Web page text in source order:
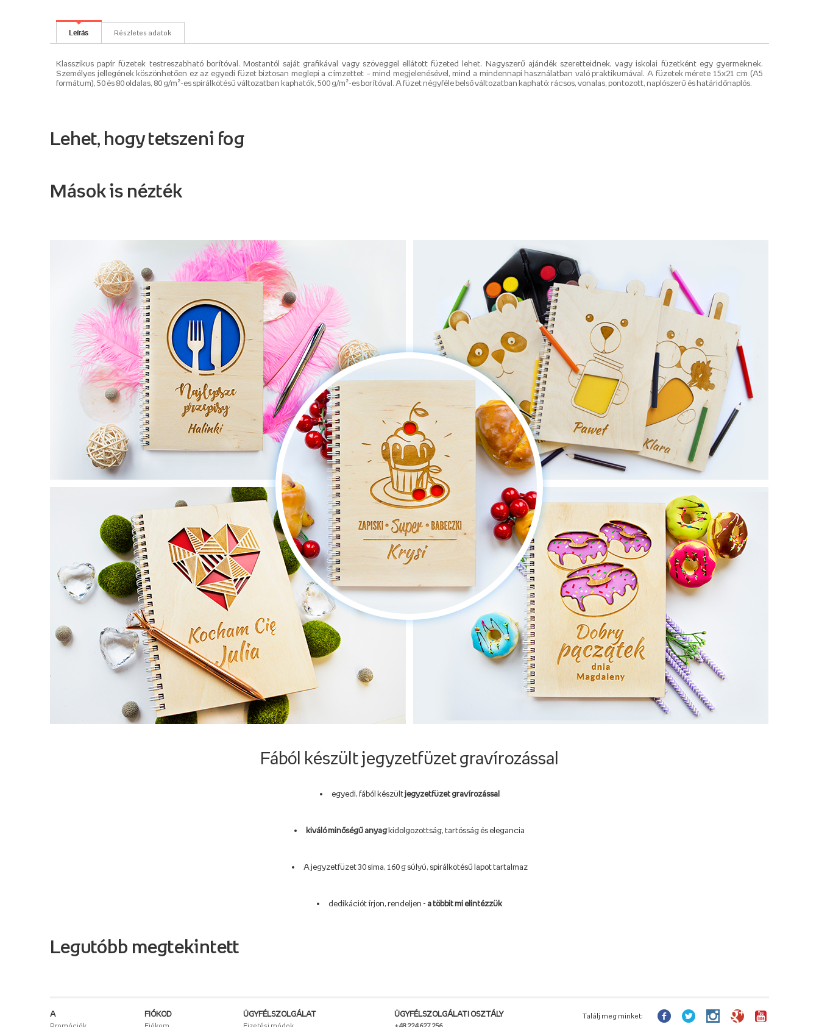
Leírás Részletes adatok
Klasszikus papír füzetek testreszabható borítóval. Mostantól saját grafikával vagy szöveggel ellátott füzeted lehet. Nagyszerű ajándék szeretteidnek, vagy iskolai füzetként egy gyermeknek.
Személyes jellegének köszönhetően ez az egyedi füzet biztosan meglepi a címzettet – mind megjelenésével, mind a mindennapi használatban való praktikumával. A füzetek mérete 15x21 cm (A5
formátum), 50 és 80 oldalas, 80 g/m²-es spirálkötésű változatban kaphatók, 500 g/m²-es borítóval. A füzet négyféle belső változatban kapható: rácsos, vonalas, pontozott, naplószerű és határidőnaplós.
Lehet, hogy tetszeni fog
Mások is nézték
Fából készült jegyzetfüzet gravírozással
egyedi, fából készültjegyzetfüzet gravírozással
kiváló minőségű anyagkidolgozottság, tartósság és elegancia
A jegyzetfüzet 30 sima, 160 g súlyú, spirálkötésű lapot tartalmaz
dedikációt írjon, rendeljen - a többit mi elintézzük
Legutóbb megtekintett
A FIÓKOD ÜGYFÉLSZOLGÁLAT ÜGYFÉLSZOLGÁLATI OSZTÁLY Találj meg minket: